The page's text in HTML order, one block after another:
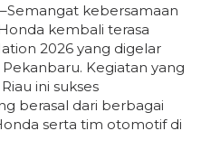
–Semangat kebersamaan
kembali terasa
2026 yang digelar
Kegiatan yang
ini sukses
berasal dari berbagai
serta tim otomotif di